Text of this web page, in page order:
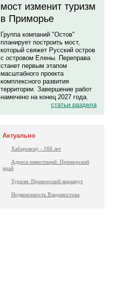
мост изменит туризм
в Приморье
Группа компаний "Остов"
планирует построить мост,
который свяжет Русский остров
с островом Елены. Переправа
станет первым этапом
масштабного проекта
комплексного развития
территории. Завершение работ
намечено на конец 2027 года.
статьи раздела
Актуально
Хабаровску - 160 лет
Адреса инвестиций. Приморский
край
Туризм: Приморский маршрут
Недвижимость Владивостока